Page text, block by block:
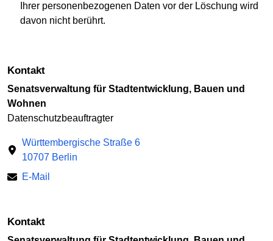
Ihrer personenbezogenen Daten vor der Löschung wird
davon nicht berührt.
Kontakt
Senatsverwaltung für Stadtentwicklung, Bauen und
Wohnen
Datenschutzbeauftragter
Württembergische Straße 6
10707 Berlin
E-Mail
Kontakt